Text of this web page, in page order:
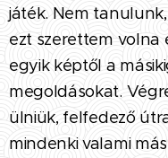
játék. Nem
ezt szerettem volna
egyik képtől a
megoldásokat.
ülniük, felfedező
mindenki valami